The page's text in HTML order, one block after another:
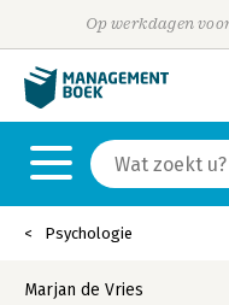
Op werkdagen
Psychologie
Marjan de Vries